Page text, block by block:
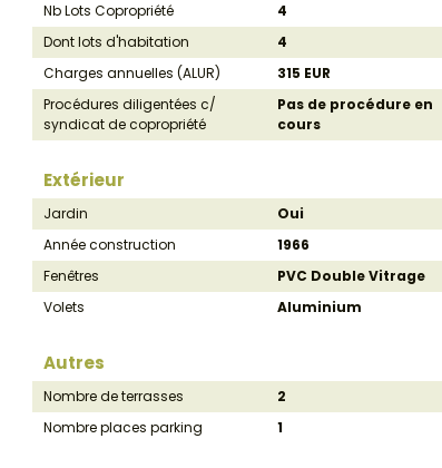
Nb Lots Copropriété
4
Dont lots d'habitation
4
Charges annuelles (ALUR)
315 EUR
Procédures diligentées c/
syndicat de copropriété
Pas de procédure en
cours
Extérieur
Jardin
Oui
Année construction
1966
Fenêtres
PVC Double Vitrage
Volets
Aluminium
Autres
Nombre de terrasses
2
Nombre places parking
1